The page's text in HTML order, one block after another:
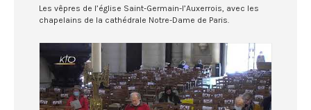
Les vêpres de l’église Saint-Germain-l’Auxerrois, avec les
chapelains de la cathédrale Notre-Dame de Paris.